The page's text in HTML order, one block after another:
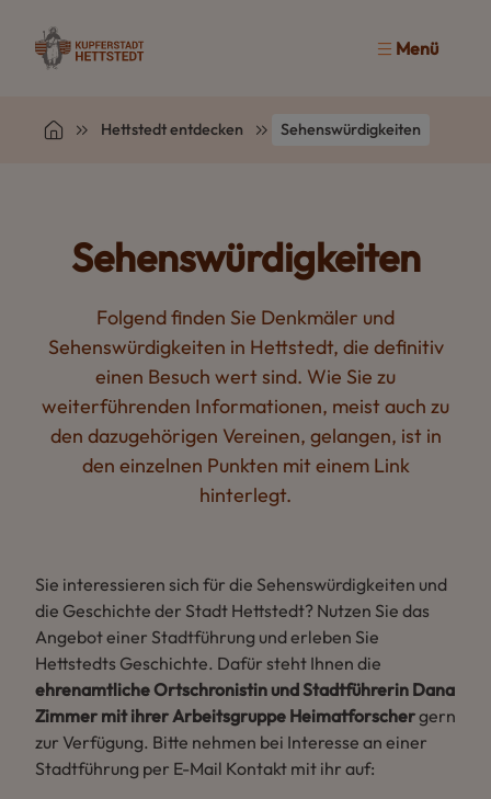
Menü
Hettstedt entdecken Sehenswürdigkeiten
Sehenswürdigkeiten
Folgend finden Sie Denkmäler und
Sehenswürdigkeiten in Hettstedt, die definitiv
einen Besuch wert sind. Wie Sie zu
weiterführenden Informationen, meist auch zu
den dazugehörigen Vereinen, gelangen, ist in
den einzelnen Punkten mit einem Link
hinterlegt.
Sie interessieren sich für die Sehenswürdigkeiten und
die Geschichte der Stadt Hettstedt? Nutzen Sie das
Angebot einer Stadtführung und erleben Sie
Hettstedts Geschichte. Dafür steht Ihnen die
ehrenamtliche Ortschronistin und Stadtführerin Dana
Zimmer mit ihrer Arbeitsgruppe Heimatforschergern
zur Verfügung. Bitte nehmen bei Interesse an einer
Stadtführung per E-Mail Kontakt mit ihr auf: